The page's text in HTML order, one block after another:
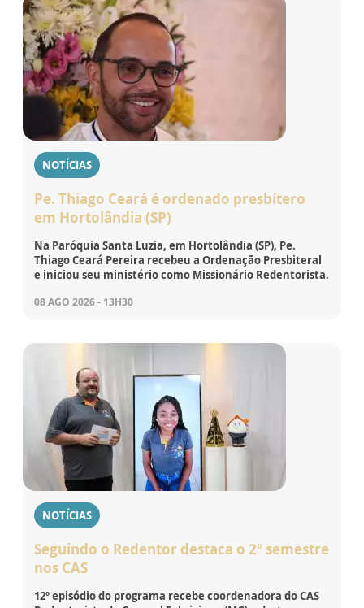
NOTÍCIAS
Pe. Thiago Ceará é ordenado presbítero
em Hortolândia (SP)
Na Paróquia Santa Luzia, em Hortolândia (SP), Pe.
Thiago Ceará Pereira recebeu a Ordenação Presbiteral
e iniciou seu ministério como Missionário Redentorista.
08 AGO 2026 - 13H30
NOTÍCIAS
Seguindo o Redentor destaca o 2º semestre
nos CAS
12º episódio do programa recebe coordenadora do CAS